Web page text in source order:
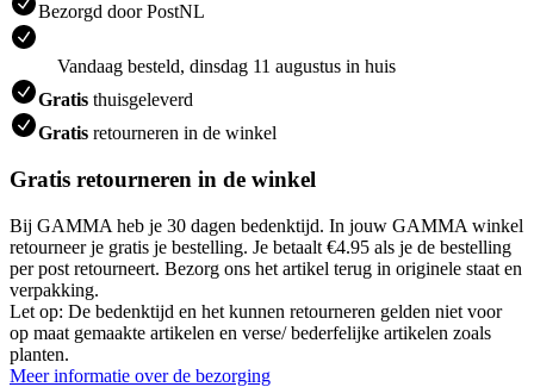
Bezorgd door PostNL
Vandaag besteld, dinsdag 11 augustus in huis
Gratis thuisgeleverd
Gratis retourneren in de winkel
Gratis retourneren in de winkel
Bij GAMMA heb je 30 dagen bedenktijd. In jouw GAMMA winkel
retourneer je gratis je bestelling. Je betaalt €4.95 als je de bestelling
per post retourneert. Bezorg ons het artikel terug in originele staat en
verpakking.
Let op: De bedenktijd en het kunnen retourneren gelden niet voor
op maat gemaakte artikelen en verse/ bederfelijke artikelen zoals
planten.
Meer informatie over de bezorging